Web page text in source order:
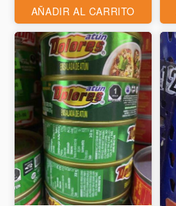
AÑADIR AL CARRITO